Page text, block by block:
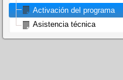
Activación del programa
Asistencia técnica